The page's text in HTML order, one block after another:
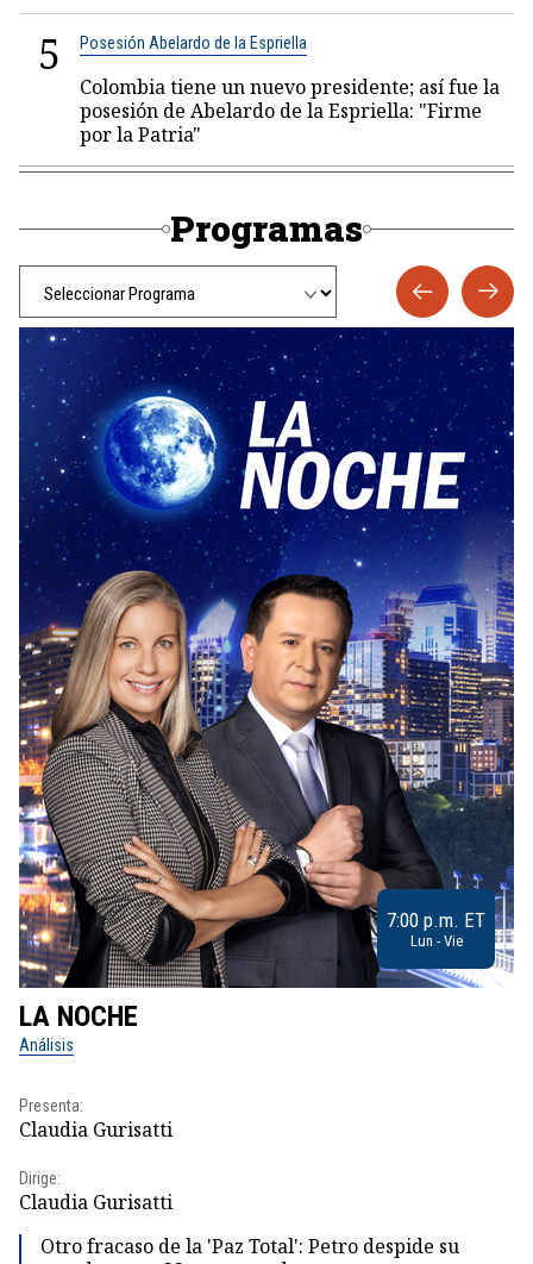
5 Posesión Abelardo de la Espriella
Colombia tiene un nuevo presidente; así fue la
posesión de Abelardo de la Espriella: "Firme
por la Patria"
Programas
7:00 p.m. ET
Lun - Vie
LA NOCHE
Análisis
Presenta:
Claudia Gurisatti
Dirige:
Claudia Gurisatti
Otro fracaso de la 'Paz Total': Petro despide su